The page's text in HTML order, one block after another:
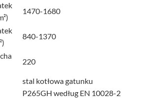
1470-1680
840-1370
220
stal kotłowa gatunku
P265GH według EN 10028-2